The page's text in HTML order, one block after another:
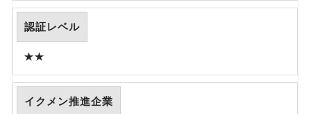
認証レベル
★★
イクメン推進企業